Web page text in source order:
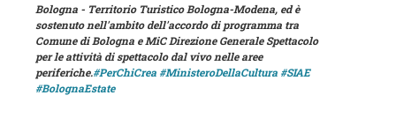
Bologna - Territorio Turistico Bologna-Modena, ed è
sostenuto nell'ambito dell'accordo di programma tra
Comune di Bologna e MiC Direzione Generale Spettacolo
per le attività di spettacolo dal vivo nelle aree
periferiche.#PerChiCrea #MinisteroDellaCultura #SIAE
#BolognaEstate